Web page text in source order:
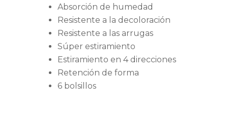
Absorción de humedad
Resistente a la decoloración
Resistente a las arrugas
Súper estiramiento
Estiramiento en 4 direcciones
Retención de forma
6 bolsillos